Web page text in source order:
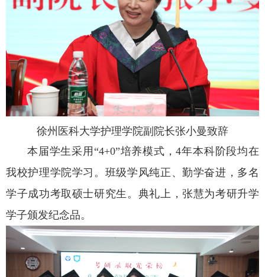
徐州医科大学护理学院副院长张小曼致辞
本届学生采用“4+0”培养模式，4年本科阶段均在
我校护理学院学习。班级学风纯正、勤学奋进，多名
学子成功考取硕士研究生。典礼上，张慧为考研升学
学子颁发纪念品。